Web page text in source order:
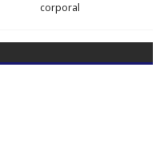
corporal